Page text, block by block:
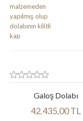
Galoş Dolabı
42.435,00 TL